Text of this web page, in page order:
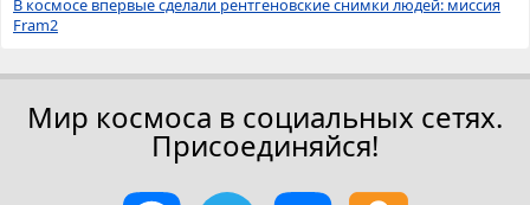
В космосе впервые сделали рентгеновские снимки людей: миссия
Fram2
Мир космоса в социальных сетях.
Присоединяйся!